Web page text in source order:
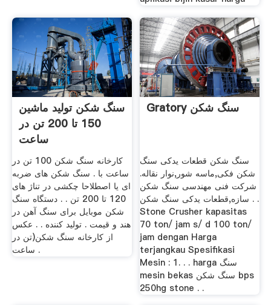
سنگ شکن تولید ماشین
150 تا 200 تن در
ساعت
کارخانه سنگ شکن 100 تن در
ساعت با . سنگ شکن های ضربه
ای یا اصطلاحا چکشی در تناژ های
120 تا 200 تن . . دستگاه سنگ
شکن موبایل برای سنگ آهن در
هند و قیمت . تولید کننده . . عکس
از کارخانه سنگ شکن(تن در
ساعت .
Gratory سنگ شکن
سنگ شکن قطعات یدکی سنگ
شکن فکی,ماسه شور,نوار نقاله.
شرکت فنی مهندسی سنگ شکن
سازه,قطعات یدکی سنگ شکن . .
Stone Crusher kapasitas
70 ton/ jam s/ d 100 ton/
jam dengan Harga
terjangkau Spesifikasi
Mesin : 1. . . harga سنگ
mesin bekas سنگ شکن bps
250hg stone . .